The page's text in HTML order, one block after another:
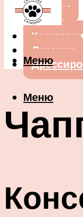
Собаки
Кошки
Лечение
Меню
Меню